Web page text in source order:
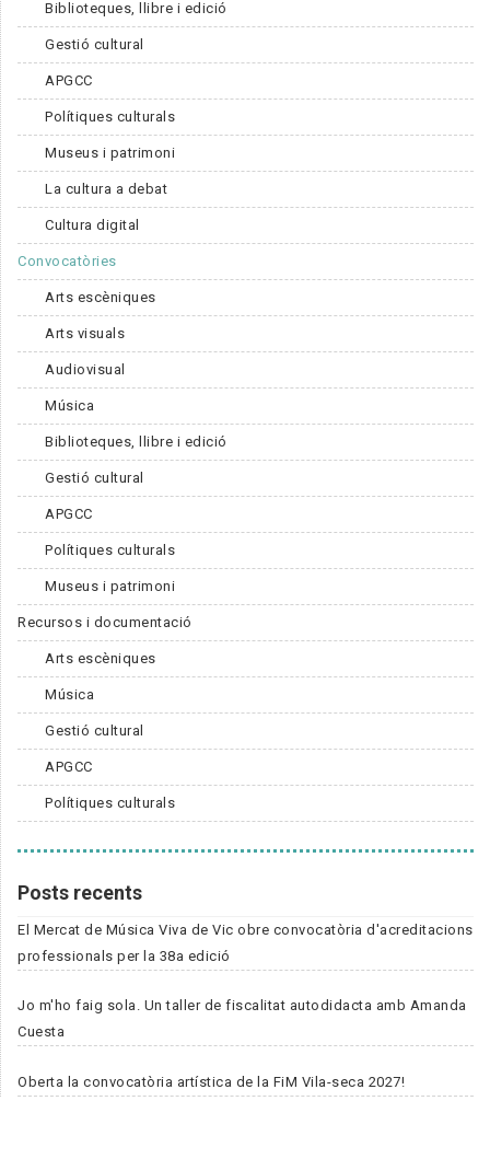
Biblioteques, llibre i edició
Gestió cultural
APGCC
Polítiques culturals
Museus i patrimoni
La cultura a debat
Cultura digital
Convocatòries
Arts escèniques
Arts visuals
Audiovisual
Música
Biblioteques, llibre i edició
Gestió cultural
APGCC
Polítiques culturals
Museus i patrimoni
Recursos i documentació
Arts escèniques
Música
Gestió cultural
APGCC
Polítiques culturals
Posts recents
El Mercat de Música Viva de Vic obre convocatòria d'acreditacions
professionals per la 38a edició
Jo m'ho faig sola. Un taller de fiscalitat autodidacta amb Amanda
Cuesta
Oberta la convocatòria artística de la FiM Vila-seca 2027!